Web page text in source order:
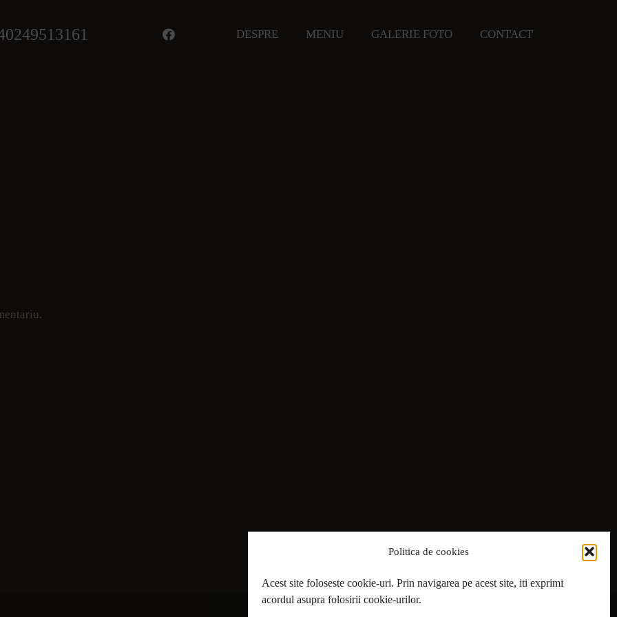
Politica de cookies
Acest site foloseste cookie-uri. Prin navigarea pe acest site, iti exprimi
acordul asupra folosirii cookie-urilor.
DESPRE MENIU GALERIE FOTO CONTACT